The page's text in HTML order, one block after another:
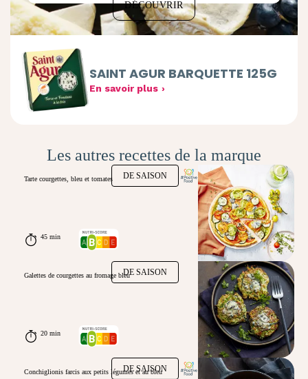
DÉCOUVRIR
SAINT AGUR BARQUETTE 125G
En savoir plus
Les autres recettes de la marque
DE SAISON
Tarte courgettes, bleu et tomates
45 min
DE SAISON
Galettes de courgettes au fromage bleu
20 min
DE SAISON
Conchiglionis farcis aux petits légumes et au bleu